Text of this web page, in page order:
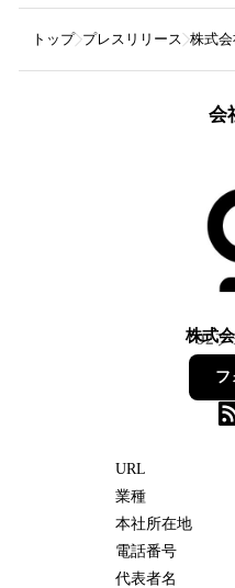
トップ プレスリリース 株式
会
株式
92フ
フ
URL
業種
本社所在地
電話番号
代表者名